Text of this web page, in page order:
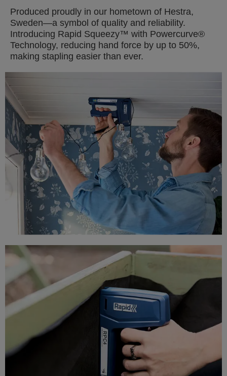
Produced proudly in our hometown of Hestra,
Sweden—a symbol of quality and reliability.
Introducing Rapid Squeezy™ with Powercurve®
Technology, reducing hand force by up to 50%,
making stapling easier than ever.